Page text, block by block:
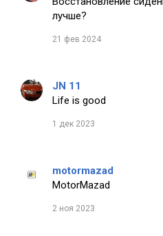
лучше?
21 фев 2024
JN 11
Life is good
1 дек 2023
motormazad
MotorMazad
2 ноя 2023